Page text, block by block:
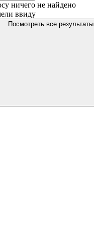
ничего не найдено
ввиду
Посмотреть все результаты